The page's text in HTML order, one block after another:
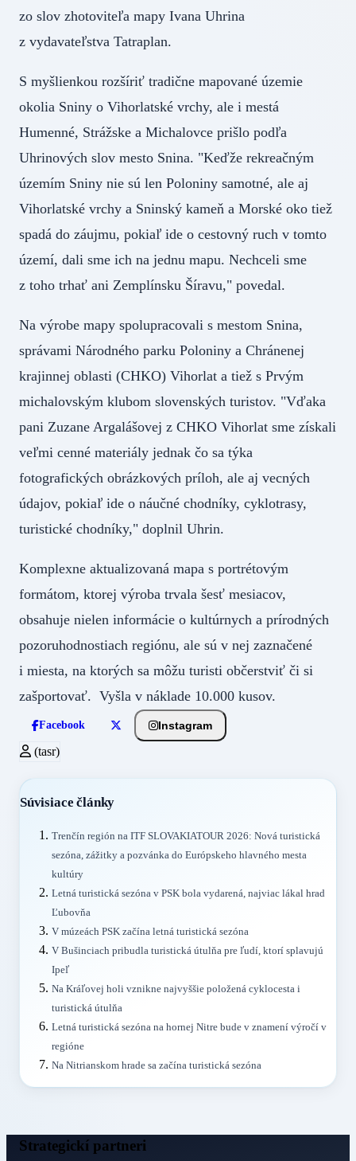
zo slov zhotoviteľa mapy Ivana Uhrina
z vydavateľstva Tatraplan.
S myšlienkou rozšíriť tradične mapované územie
okolia Sniny o Vihorlatské vrchy, ale i mestá
Humenné, Strážske a Michalovce prišlo podľa
Uhrinových slov mesto Snina. "Keďže rekreačným
územím Sniny nie sú len Poloniny samotné, ale aj
Vihorlatské vrchy a Sninský kameň a Morské oko tiež
spadá do záujmu, pokiaľ ide o cestovný ruch v tomto
území, dali sme ich na jednu mapu. Nechceli sme
z toho trhať ani Zemplínsku Šíravu," povedal.
Na výrobe mapy spolupracovali s mestom Snina,
správami Národného parku Poloniny a Chránenej
krajinnej oblasti (CHKO) Vihorlat a tiež s Prvým
michalovským klubom slovenských turistov. "Vďaka
pani Zuzane Argalášovej z CHKO Vihorlat sme získali
veľmi cenné materiály jednak čo sa týka
fotografických obrázkových príloh, ale aj vecných
údajov, pokiaľ ide o náučné chodníky, cyklotrasy,
turistické chodníky," doplnil Uhrin.
Komplexne aktualizovaná mapa s portrétovým
formátom, ktorej výroba trvala šesť mesiacov,
obsahuje nielen informácie o kultúrnych a prírodných
pozoruhodnostiach regiónu, ale sú v nej zaznačené
i miesta, na ktorých sa môžu turisti občerstviť či si
zašportovať. Vyšla v náklade 10.000 kusov.
Facebook Instagram
(tasr)
Súvisiace články
Trenčín región na ITF SLOVAKIATOUR 2026: Nová turistická
sezóna, zážitky a pozvánka do Európskeho hlavného mesta
kultúry
Letná turistická sezóna v PSK bola vydarená, najviac lákal hrad
Ľubovňa
V múzeách PSK začína letná turistická sezóna
V Bušinciach pribudla turistická útulňa pre ľudí, ktorí splavujú
Ipeľ
Na Kráľovej holi vznikne najvyššie položená cyklocesta i
turistická útulňa
Letná turistická sezóna na hornej Nitre bude v znamení výročí v
regióne
Na Nitrianskom hrade sa začína turistická sezóna
Strategickí partneri